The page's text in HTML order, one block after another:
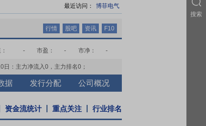
最近访问： 博菲电气
行情 股吧 资讯 F10
- 市盈： - 市净： -
日：主力净流入0 ，主力排名0 ；
据 发行分配 公司概况
资金流统计 重点关注 行业排名
搜索